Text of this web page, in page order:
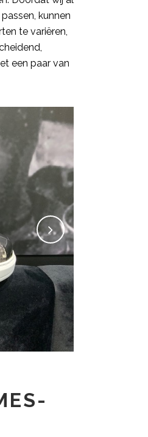
kunnen
te variëren,
een paar van